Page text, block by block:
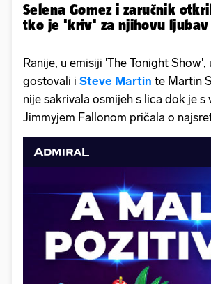
Selena Gomez i zaručnik
tko je 'kriv' za njihovu ljubav
Ranije, u emisiji 'The Tonight Show',
gostovali i Steve Martin te Martin
nije sakrivala osmijeh s lica dok je s
Jimmyjem Fallonom pričala o